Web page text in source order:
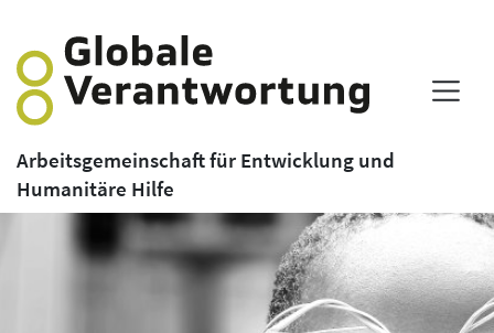
Arbeitsgemeinschaft für Entwicklung und
Humanitäre Hilfe